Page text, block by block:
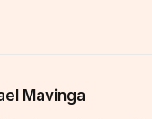
Mavinga